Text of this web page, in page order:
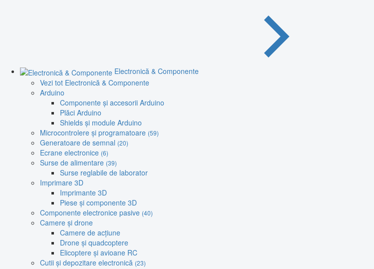
Electronică & Componente
Vezi tot Electronică & Componente
Arduino
Componente și accesorii Arduino
Plăci Arduino
Shields și module Arduino
Microcontrolere și programatoare (59)
Generatoare de semnal (20)
Ecrane electronice (6)
Surse de alimentare (39)
Surse reglabile de laborator
Imprimare 3D
Imprimante 3D
Piese și componente 3D
Componente electronice pasive (40)
Camere și drone
Camere de acțiune
Drone și quadcoptere
Elicoptere și avioane RC
Cutii și depozitare electronică (23)